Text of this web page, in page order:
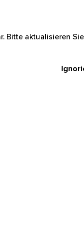
Bitte aktualisieren